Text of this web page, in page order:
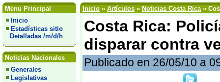
Menu Principal
Inicio
Estadísticas sitio
Detalladas /m/d/h
Noticias Nacionales
Generales
Legislativas
Inicio » Artículos » Noticias Costa Rica»
Costa Rica:
disparar contra
Publicado en 26/05/10 a